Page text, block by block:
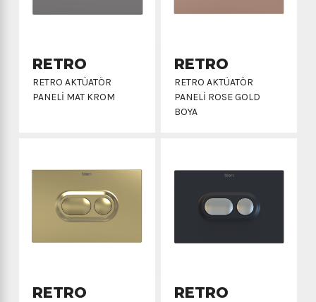
RETRO
RETRO AKTÜATÖR
PANELİ MAT KROM
RETRO
RETRO AKTÜATÖR
PANELİ ROSE GOLD
BOYA
RETRO RETRO